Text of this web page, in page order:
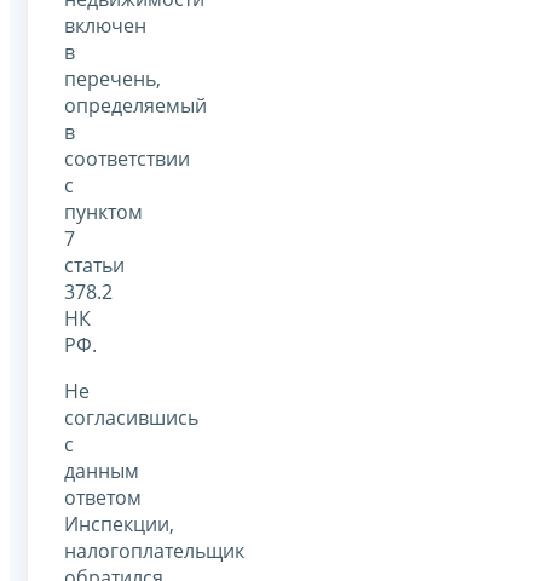
включен
в
перечень,
определяемый
в
соответствии
с
пунктом
7
статьи
378.2
НК
РФ.
Не
согласившись
с
данным
ответом
Инспекции,
налогоплательщик